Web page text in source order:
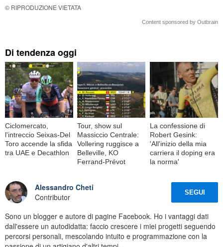
© RIPRODUZIONE VIETATA
Content sponsored by Outbrain
Di tendenza oggi
Ciclomercato,
l'intreccio Seixas-Del
Toro accende la sfida
tra UAE e Decathlon
Tour, show sul
Massiccio Centrale:
Vollering ruggisce a
Belleville, KO
Ferrand-Prévot
La confessione di
Robert Gesink:
'All'inizio della mia
carriera il doping era
la norma'
Alessandro Cheti
Contributor
SEGUI
Sono un blogger e autore di pagine Facebook. Ho i vantaggi dati
dall'essere un autodidatta: faccio crescere i miei progetti seguendo
percorsi personali, mescolando intuito e programmazione con la